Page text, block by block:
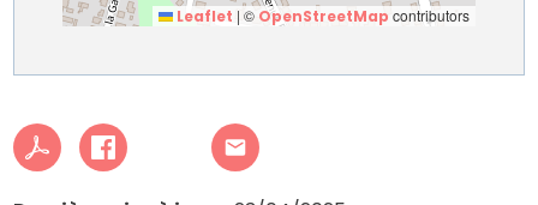
Leaflet | © OpenStreetMap contributors